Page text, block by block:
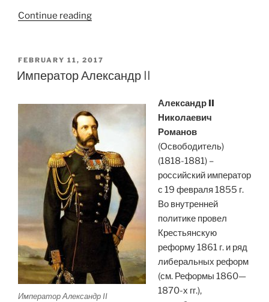
Continue reading“Великий
Олег
(Вещий)”
POSTED
ON
FEBRUARY 11, 2017
Император Александр II
Император Александр II
Александр II
Николаевич
Романов
(Освободитель)
(1818-1881) –
российский император
с 19 февраля 1855 г.
Во внутренней
политике провел
Крестьянскую
реформу 1861 г. и ряд
либеральных реформ
(см. Реформы 1860—
1870-х гг.),